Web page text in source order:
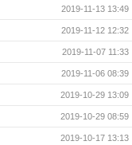
2019-11-13 13:49
2019-11-12 12:32
2019-11-07 11:33
2019-11-06 08:39
2019-10-29 13:09
2019-10-29 08:59
2019-10-17 13:13